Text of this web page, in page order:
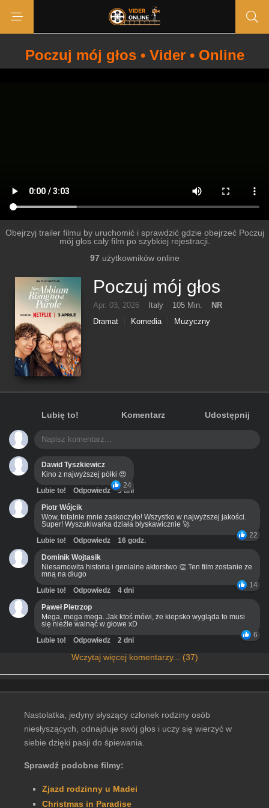
Poczuj mój głos • Vider • Online
Obejrzyj trailer filmu by uruchomić i sprawdzić gdzie obejrzeć Poczuj
mój głos cały film po szybkiej rejestracji.
97 użytkowników online
Poczuj mój głos
Apr. 03, 2026 Italy 105 Min.
NR
Dramat
Komedia Muzyczny
Lubię to! Komentarz Udostępnij
Dawid Tyszkiewicz
Kino z najwyższej półki 😍
24
Lubie to! Odpowiedz
3 dni
Piotr Wójcik
Wow, totalnie mnie zaskoczyło! Wszystko w najwyższej jakości.
Super! Wyszukiwarka działa błyskawicznie 🚀
22
Lubie to! Odpowiedz
16 godz.
Dominik Wojtasik
Niesamowita historia i genialne aktorstwo 👏 Ten film zostanie ze
mną na długo
14
Lubie to! Odpowiedz
4 dni
Paweł Pietrzop
Mega, mega mega. Jak ktoś mówi, że kiepsko wygląda to musi
się nieźle walnąć w głowe xD
6
Lubie to! Odpowiedz 2 dni
Wczytaj więcej komentarzy... (37)
Nastolatka, jedyny słyszący członek rodziny osób
niesłyszących, odnajduje swój głos i uczy się wierzyć w
siebie dzięki pasji do śpiewania.
Sprawdź podobne filmy:
Zjazd rodzinny u Madei
Christmas in Paradise